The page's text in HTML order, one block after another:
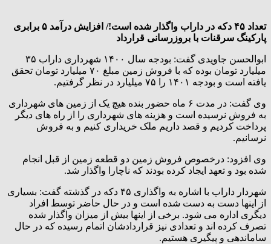
تعداد ۴۵ دکه در داراب واگذار شده است!/ افزایش درآمد ۵ برابری
پارکینگ سرقنات با بروزرسانی قرارداد
ابوالحسن جاویدی گفت: بودجه سال ۱۴٠٠ شهرداری داراب ۳۵
میلیارد تومان بوده که با فروش زمین مبلغ ۷٠ میلیارد تومان تحقق
یافته است و بودجه ۱۴٠۱ را ۷۵ میلیارد در نظر گرفتیم.
وی گفت: در مدت ۶ ماه حضور بنده هیچ یک از زمین های شهرداری
به فروش نرسیده است و هزینه های شهرداری را از راه های دیگر
پرداخت کردیم و قصد داریم ملک خریداری کنیم و به فروش
نرسانیم.
وی افزود: درخصوص فروش زمین دو قطعه زمین از قبل انجام
شده بود و تعهد ایجاد کرده بودند که ناچارا واگذار شد.
شهردار داراب با اشاره به واگذاری ۴۵ دکه در گذشته گفت: بسیاری
از اینها دست به دست شده است و در حال حاضر توسط افراد
دیگری اداره می شود. برخی از اینها بیش از میزان واگذار شده
تصرف کرده اند و تعدادی نیز قراردادشان اتمام رسیده که در حال
ساماندهی و پیگیری هستیم.